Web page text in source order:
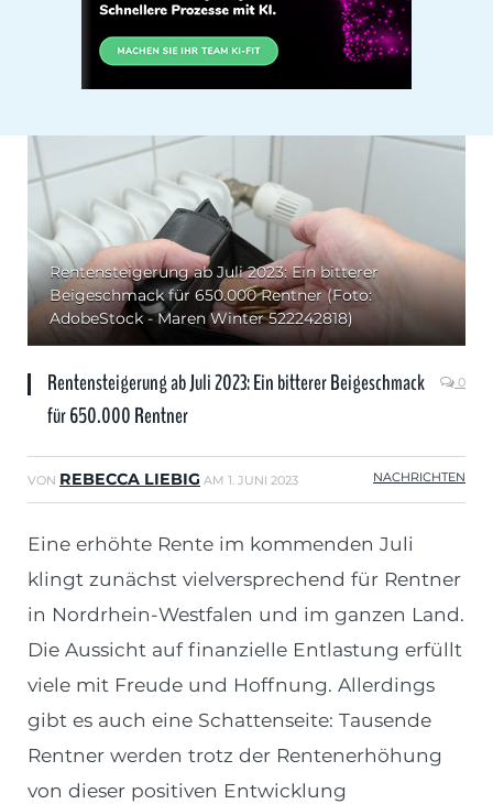
Rentensteigerung ab Juli 2023: Ein bitterer
Beigeschmack für 650.000 Rentner (Foto:
AdobeStock - Maren Winter 522242818)
Rentensteigerung ab Juli 2023: Ein bitterer Beigeschmack
für 650.000 Rentner
0
VON REBECCA LIEBIG AM 1. JUNI 2023 NACHRICHTEN
Eine erhöhte Rente im kommenden Juli
klingt zunächst vielversprechend für Rentner
in Nordrhein-Westfalen und im ganzen Land.
Die Aussicht auf finanzielle Entlastung erfüllt
viele mit Freude und Hoffnung. Allerdings
gibt es auch eine Schattenseite: Tausende
Rentner werden trotz der Rentenerhöhung
von dieser positiven Entwicklung